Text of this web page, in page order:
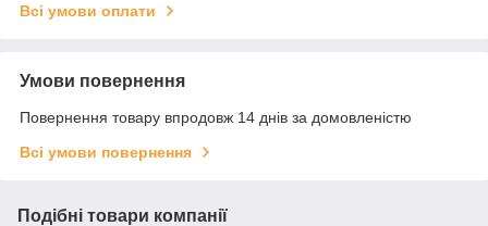
Всі умови оплати
Умови повернення
Повернення товару впродовж 14 днів за домовленістю
Всі умови повернення
Подібні товари компанії